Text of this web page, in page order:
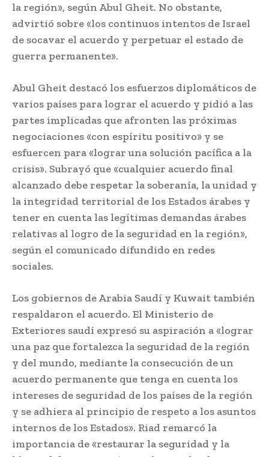
la región», según Abul Gheit. No obstante,
advirtió sobre «los continuos intentos de Israel
de socavar el acuerdo y perpetuar el estado de
guerra permanente».
Abul Gheit destacó los esfuerzos diplomáticos de
varios países para lograr el acuerdo y pidió a las
partes implicadas que afronten las próximas
negociaciones «con espíritu positivo» y se
esfuercen para «lograr una solución pacífica a la
crisis». Subrayó que «cualquier acuerdo final
alcanzado debe respetar la soberanía, la unidad y
la integridad territorial de los Estados árabes y
tener en cuenta las legítimas demandas árabes
relativas al logro de la seguridad en la región»,
según el comunicado difundido en redes
sociales.
Los gobiernos de Arabia Saudí y Kuwait también
respaldaron el acuerdo. El Ministerio de
Exteriores saudí expresó su aspiración a «lograr
una paz que fortalezca la seguridad de la región
y del mundo, mediante la consecución de un
acuerdo permanente que tenga en cuenta los
intereses de seguridad de los países de la región
y se adhiera al principio de respeto a los asuntos
internos de los Estados». Riad remarcó la
importancia de «restaurar la seguridad y la